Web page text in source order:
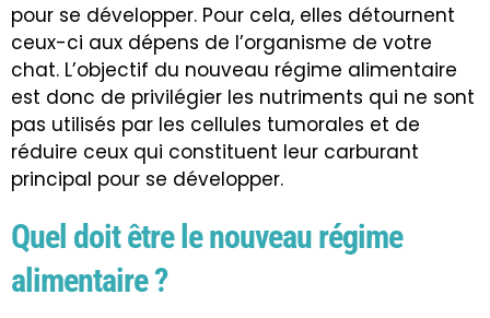
pour se développer. Pour cela, elles détournent
ceux-ci aux dépens de l’organisme de votre
chat. L’objectif du nouveau régime alimentaire
est donc de privilégier les nutriments qui ne sont
pas utilisés par les cellules tumorales et de
réduire ceux qui constituent leur carburant
principal pour se développer.
Quel doit être le nouveau régime
alimentaire ?